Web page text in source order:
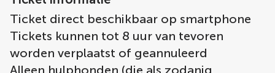
Ticket direct beschikbaar op smartphone
Tickets kunnen tot 8 uur van tevoren
worden verplaatst of geannuleerd
Alleen hulphonden (die als zodanig